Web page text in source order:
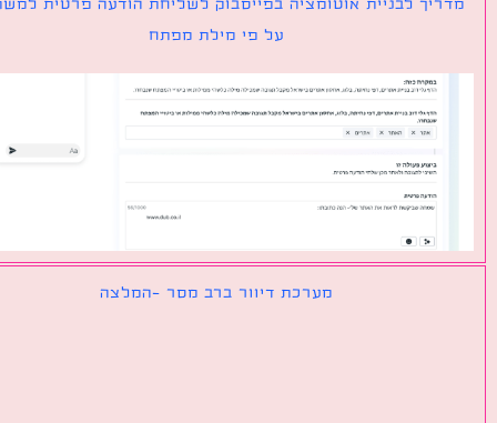
לבניית אוטומציה בפייסבוק לשליחת הודעה פרטית למשתמש
על פי מילת מפתח
מערכת דיוור ברב מסר -המלצה